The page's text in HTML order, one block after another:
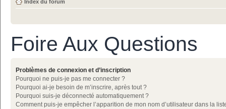
Index du forum
Foire Aux Questions
Problèmes de connexion et d’inscription
Pourquoi ne puis-je pas me connecter ?
Pourquoi ai-je besoin de m’inscrire, après tout ?
Pourquoi suis-je déconnecté automatiquement ?
Comment puis-je empêcher l’apparition de mon nom d’utilisateur dans la